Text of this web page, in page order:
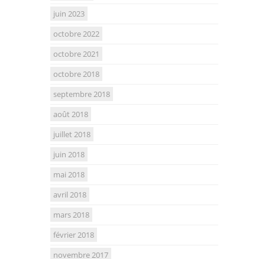
juin 2023
octobre 2022
octobre 2021
octobre 2018
septembre 2018
août 2018
juillet 2018
juin 2018
mai 2018
avril 2018
mars 2018
février 2018
novembre 2017